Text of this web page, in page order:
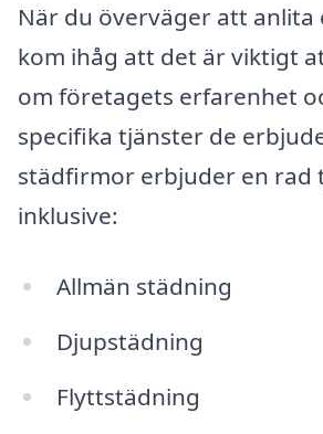
När du överväger att anlita
kom ihåg att det är viktigt
om företagets erfarenhet
specifika tjänster de
städfirmor erbjuder en rad
inklusive:
Allmän städning
Djupstädning
Flyttstädning